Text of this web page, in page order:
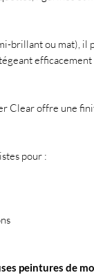
brillant ou mat), il
Clear offre une
pour :
peintures de